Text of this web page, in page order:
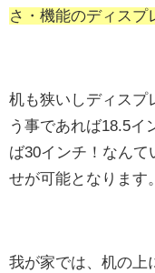
さ・機能のディスプ
机も狭いしディスプ
う事であれば18.5イ
ば30インチ！なん
せが可能となります。
我が家では、机の上